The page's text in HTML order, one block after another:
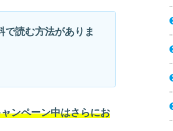
で読む方法がありま
ンペーン中はさらにお